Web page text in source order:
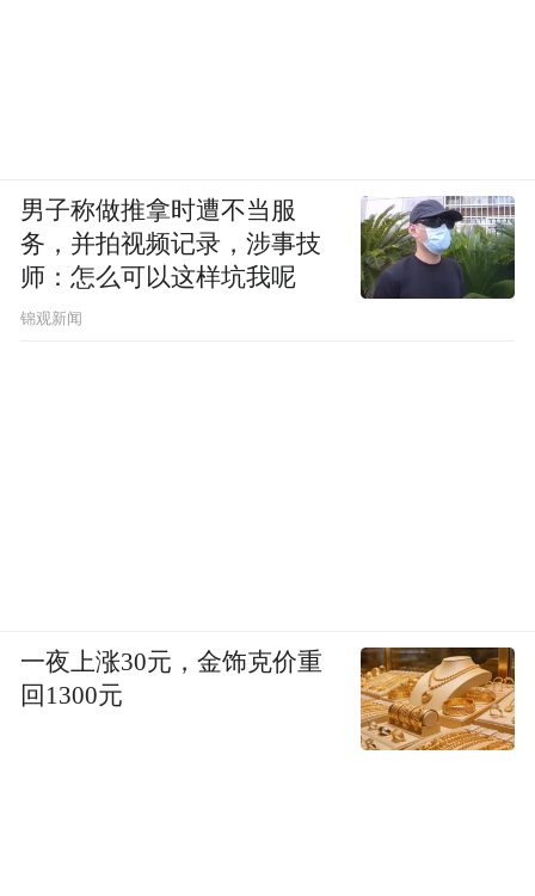
男子称做推拿时遭不当服
务，并拍视频记录，涉事技
师：怎么可以这样坑我呢
锦观新闻
一夜上涨30元，金饰克价重
回1300元